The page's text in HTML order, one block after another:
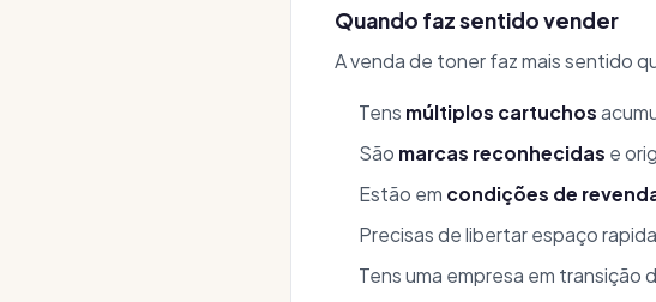
Quando faz sentido vender
A venda de toner faz mais sentido
Tens múltiplos cartuchos
São marcas reconhecidas e
Estão em condições de
Precisas de libertar espaço
Tens uma empresa em transição